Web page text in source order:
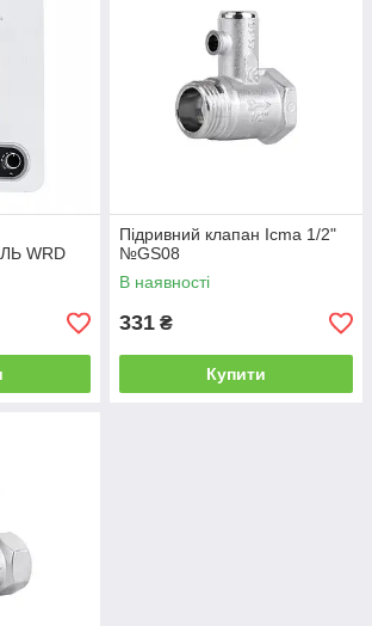
WRD
Підривний клапан Icma 1/2"
№GS08
В наявності
331 ₴
Купити